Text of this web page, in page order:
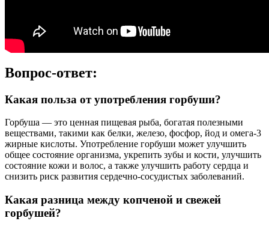
Вопрос-ответ:
Какая польза от употребления горбуши?
Горбуша — это ценная пищевая рыба, богатая полезными
веществами, такими как белки, железо, фосфор, йод и омега-3
жирные кислоты. Употребление горбуши может улучшить
общее состояние организма, укрепить зубы и кости, улучшить
состояние кожи и волос, а также улучшить работу сердца и
снизить риск развития сердечно-сосудистых заболеваний.
Какая разница между копченой и свежей
горбушей?